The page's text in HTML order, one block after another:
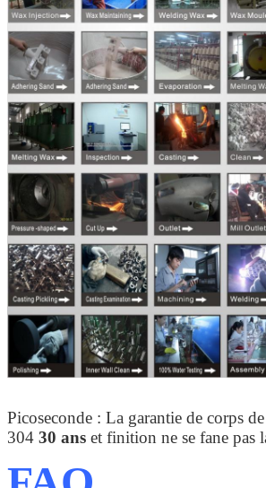
Picoseconde : La garantie de corps
304 30 ans et finition ne se fane pas